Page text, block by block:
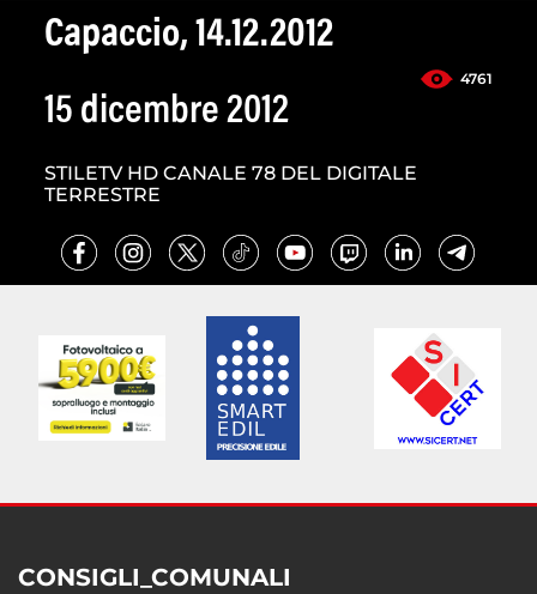
Capaccio, 14.12.2012
4761
15 dicembre 2012
STILETV HD CANALE 78 DEL DIGITALE
TERRESTRE
CONSIGLI_COMUNALI